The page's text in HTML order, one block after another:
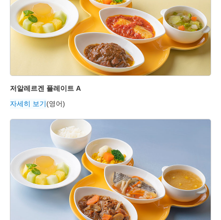
저알레르겐 플레이트 A
자세히 보기(영어)